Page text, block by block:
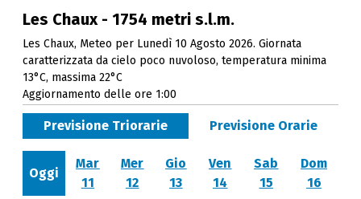
Les Chaux - 1754 metri s.l.m.
Les Chaux, Meteo per Lunedì 10 Agosto 2026. Giornata
caratterizzata da cielo poco nuvoloso, temperatura minima
13°C, massima 22°C
Aggiornamento delle ore 1:00
Previsione Triorarie Previsione Orarie
Oggi
Mar
11
Mer
12
Gio
13
Ven
14
Sab
15
Dom
16